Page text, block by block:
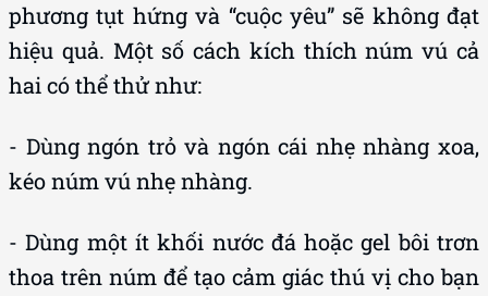
phương tụt hứng và “cuộc yêu” sẽ không đạt
hiệu quả. Một số cách kích thích núm vú cả
hai có thể thử như:
- Dùng ngón trỏ và ngón cái nhẹ nhàng xoa,
kéo núm vú nhẹ nhàng.
- Dùng một ít khối nước đá hoặc gel bôi trơn
thoa trên núm để tạo cảm giác thú vị cho bạn